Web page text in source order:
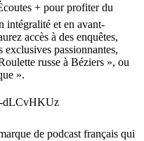
+ pour profiter du
intégralité et en avant-
accès à des enquêtes,
passionnantes,
russe à Béziers », ou
».
dLCvHKUz
de podcast français qui